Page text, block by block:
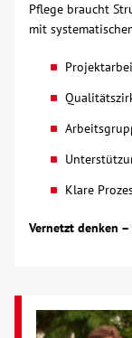
Pflege braucht
mit
Klare
Vernetzt denken